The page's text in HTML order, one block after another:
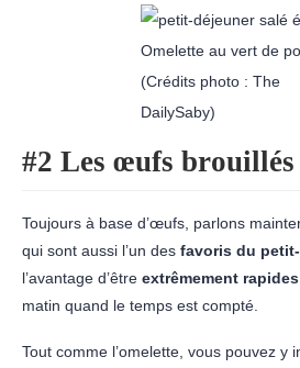
Omelette au vert de
(Crédits photo : The
DailySaby)
#2 Les œufs brouillés
Toujours à base d’œufs, parlons
qui sont aussi l’un des favoris du
l’avantage d’être extrêmement
matin quand le temps est compté.
Tout comme l’omelette, vous pouvez y